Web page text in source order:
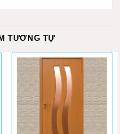
TƯƠNG TỰ